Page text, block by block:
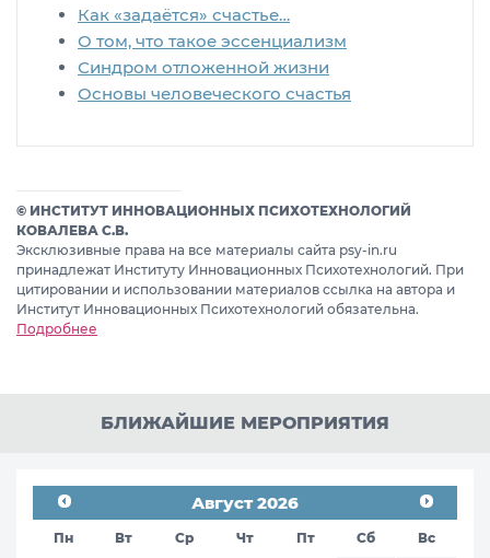
Как «задаётся» счастье…
О том, что такое эссенциализм
Синдром отложенной жизни
Основы человеческого счастья
© ИНСТИТУТ ИННОВАЦИОННЫХ ПСИХОТЕХНОЛОГИЙ
КОВАЛЕВА С.В.
Эксклюзивные права на все материалы сайта psy-in.ru
принадлежат Институту Инновационных Психотехнологий. При
цитировании и использовании материалов ссылка на автора и
Институт Инновационных Психотехнологий обязательна.
Подробнее
БЛИЖАЙШИЕ МЕРОПРИЯТИЯ
Август 2026
Пн Вт Ср Чт Пт Сб Вс